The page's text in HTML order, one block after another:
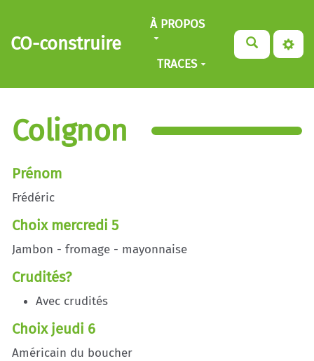
Aller au contenu principal
CO-construire
À PROPOS
TRACES
Colignon
Prénom
Frédéric
Choix mercredi 5
Jambon - fromage - mayonnaise
Crudités?
Avec crudités
Choix jeudi 6
Américain du boucher